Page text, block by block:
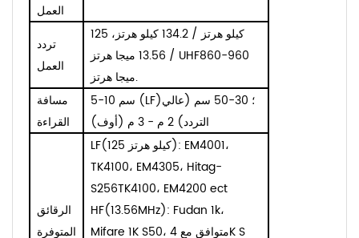
العمل
تردد
العمل
125 كيلو هرتز / 134.2 كيلو هرتز،
13.56 ميجا هرتز / UHF860-960
ميجا هرتز.
مسافة
القراءة
5-10 سم (LF)؛ 30-50 سم (عالي
التردد) 2 م - 3 م (أوف)
الرقائق
المتوفرة
LF(125 كيلو هرتز): EM4001،
TK4100، EM4305، Hitag-
S256TK4100، EM4200 ect
HF(13.56MHz): Fudan 1k،
Mifare 1K S50، متوافق مع 4K S